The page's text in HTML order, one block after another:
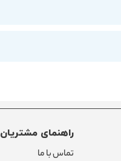
راهنمای مشتریان
تماس با ما